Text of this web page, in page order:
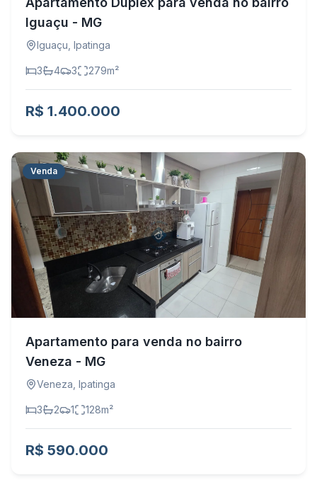
Iguaçu - MG
Iguaçu Ipatinga
3 4 3 279m²
R$ 1.400.000
Venda
Apartamento para venda no bairro
Veneza - MG
Veneza Ipatinga
3 2 1 128m²
R$ 590.000